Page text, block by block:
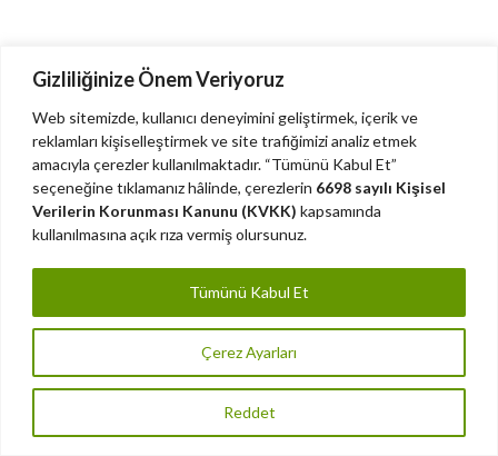
Gizliliğinize Önem Veriyoruz
Web sitemizde, kullanıcı deneyimini geliştirmek, içerik ve
reklamları kişiselleştirmek ve site trafiğimizi analiz etmek
amacıyla çerezler kullanılmaktadır. “Tümünü Kabul Et”
seçeneğine tıklamanız hâlinde, çerezlerin 6698 sayılı Kişisel
Verilerin Korunması Kanunu (KVKK) kapsamında
kullanılmasına açık rıza vermiş olursunuz.
Çerez Ayarları
Reddet
Tümünü Kabul Et